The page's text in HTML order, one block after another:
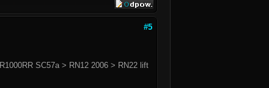
#5
SC57a > RN12 2006 > RN22 lift